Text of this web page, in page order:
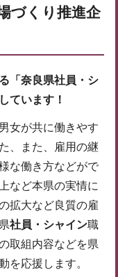
づくり推進企
「奈良県社員・シ
ています！
女が共に働きやす
、また、雇用の継
な働き方などがで
など本県の実情に
拡大など良質の雇
社員・シャイン職
取組内容などを県
を応援します。